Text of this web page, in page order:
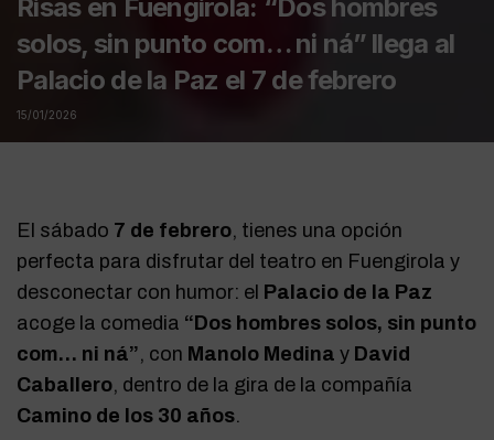
Risas en Fuengirola: “Dos hombres
solos, sin punto com… ni ná” llega al
Palacio de la Paz el 7 de febrero
15/01/2026
El sábado 7 de febrero, tienes una opción
perfecta para disfrutar del teatro en Fuengirola y
desconectar con humor: el Palacio de la Paz
acoge la comedia “Dos hombres solos, sin punto
com… ni ná”, con Manolo Medina y David
Caballero, dentro de la gira de la compañía
Camino de los 30 años.